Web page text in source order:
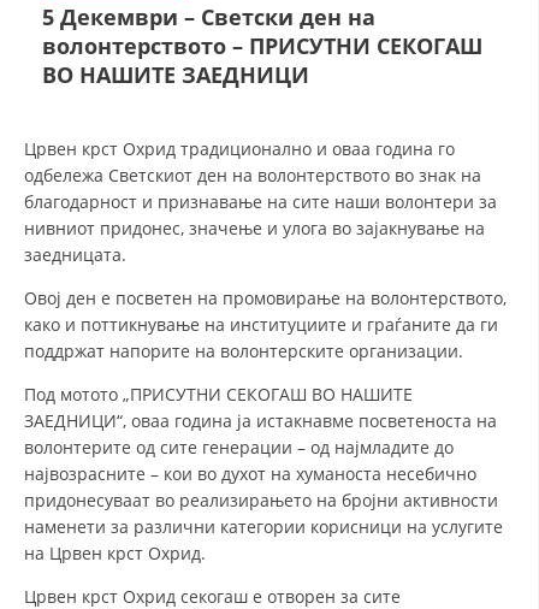
ЧЛЕНСТВО ВО ПРОФЕСИОНАЛНИ ТЕЛА
СТАТУТ НА ЦКРМ
ОРГАНИЗАЦИЈА И РАЗВОЈ
СОБРАНИЕ
СТРУКТУРА И ОРГАНИЗАЦИОНА ПОСТАВЕНОСТ
ДИСЕМИНАЦИЈА
MЕЃУНАРОДНО ХУМАНИТАРНО ПРАВО
ПРОМОЦИЈА НА ХУМАНИ ВРЕДНОСТИ
5 Декември – Светски ден на
волонтерството – ПРИСУТНИ СЕКОГАШ
ВО НАШИТЕ ЗАЕДНИЦИ
Црвен крст Охрид традиционално и оваа година го
одбележа Светскиот ден на волонтерството во знак на
благодарност и признавање на сите наши волонтери за
нивниот придонес, значење и улога во зајакнување на
заедницата.
Овој ден е посветен на промовирање на волонтерството,
како и поттикнување на институциите и граѓаните да ги
поддржат напорите на волонтерските организации.
Под мотото „ПРИСУТНИ СЕКОГАШ ВО НАШИТЕ
ЗАЕДНИЦИ“, оваа година ја истакнавме посветеноста на
волонтерите од сите генерации – од најмладите до
највозрасните – кои во духот на хуманоста несебично
придонесуваат во реализирањето на бројни активности
наменети за различни категории корисници на услугите
на Црвен крст Охрид.
Црвен крст Охрид секогаш е отворен за сите